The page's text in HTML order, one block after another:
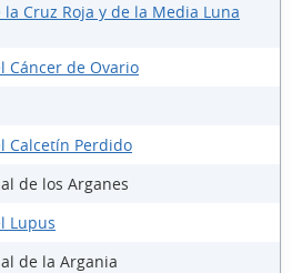
Cruz Roja y de la Media Luna
Cáncer de Ovario
Calcetín Perdido
de los Arganes
Lupus
de la Argania